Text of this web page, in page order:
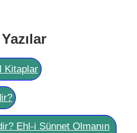
Kitaplar
Ehl-i Sünnet Olmanın